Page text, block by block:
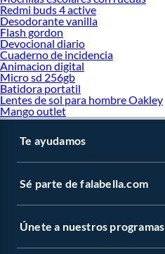
Redmi buds 4 active
Desodorante vanilla
Flash gordon
Devocional diario
Cuaderno de incidencia
Animacion digital
Micro sd 256gb
Batidora portatil
Lentes de sol para hombre Oakley
Mango outlet
Te ayudamos
Sé parte de falabella.com
Únete a nuestros programas